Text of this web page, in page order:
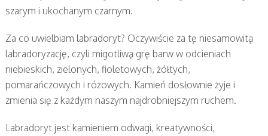
szarym i ukochanym czarnym.
Za co uwielbiam labradoryt? Oczywiście za tę niesamowitą
labradoryzację, czyli migotliwą grę barw w odcieniach
niebieskich, zielonych, fioletowych, żółtych,
pomarańczowych i różowych. Kamień dosłownie żyje i
zmienia się z każdym naszym najdrobniejszym ruchem.
Labradoryt jest kamieniem odwagi, kreatywności,